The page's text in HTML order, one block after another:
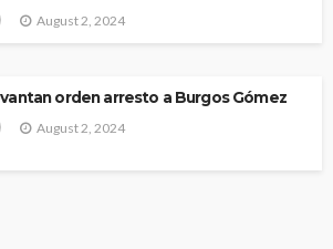
August 2, 2024
orden arresto a Burgos Gómez
August 2, 2024